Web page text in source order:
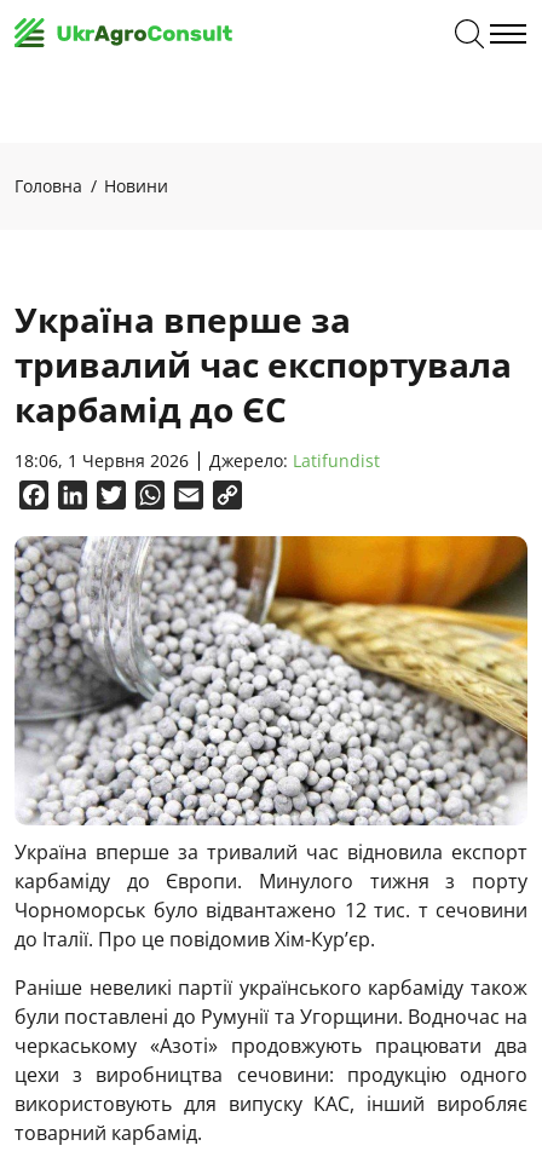
Головна Новини
Україна вперше за
тривалий час експортувала
карбамід до ЄС
18:06, 1 Червня 2026 Джерело: Latifundist
FacebookLinkedInTwitterWhatsApp
Email
Україна вперше за тривалий час відновила експорт
карбаміду до Європи. Минулого тижня з порту
Чорноморськ було відвантажено 12 тис. т сечовини
до Італії. Про це повідомив Хім-Курʼєр.
Раніше невеликі партії українського карбаміду також
були поставлені до Румунії та Угорщини. Водночас на
черкаському «Азоті» продовжують працювати два
цехи з виробництва сечовини: продукцію одного
використовують для випуску КАС, інший виробляє
товарний карбамід.